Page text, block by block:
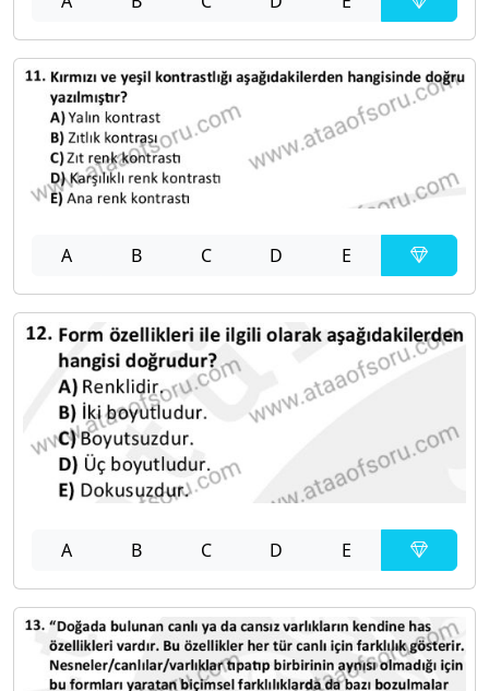
A B C D E
A B C D E